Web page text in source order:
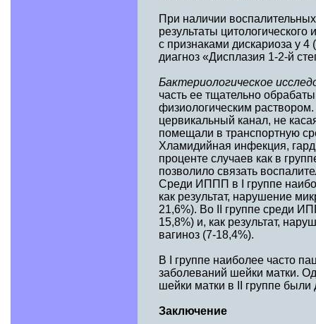
При наличии
результаты
с признаками дискариоза у
диагноз «Дисплазия 1-2-й
Бактериологическое
часть ее тщательно
физиологическим
цервикальный канал, не
помещали в транспортную
Хламидийная инфекция,
проценте случаев как в
позволило связать
Среди ИППП в I группе
как результат, нарушение
21,6%). Во II группе среди
15,8%) и, как результат,
вагиноз (7-18,4%).
В I группе наиболее часто
заболеваний шейки матки.
шейки матки в II группе были
Заключение